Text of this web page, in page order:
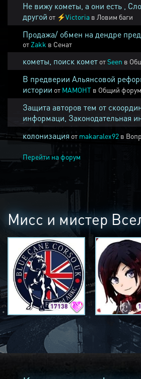
Не вижу кометы, а они есть ,
другой от ⚡Victoria в Ловим баги
Продажа/ обмен на дендре
от Zakk в Сенат
кометы, поиск комет отSeen в
В предверии Альянсовой
истории от MAMOHT в Общий форум
Защита авторов тем от
информаци, Законодательная
колонизация от makaralex92 в
Перейти на форум
Мисс и мистер
17138